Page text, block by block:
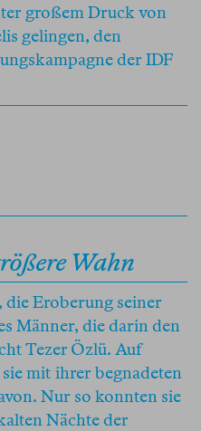
großem Druck von
gelingen, den
der IDF
Wahn
die Eroberung seiner
Männer, die darin den
Tezer Özlü. Auf
mit ihrer begnadeten
Nur so konnten sie
Nächte der